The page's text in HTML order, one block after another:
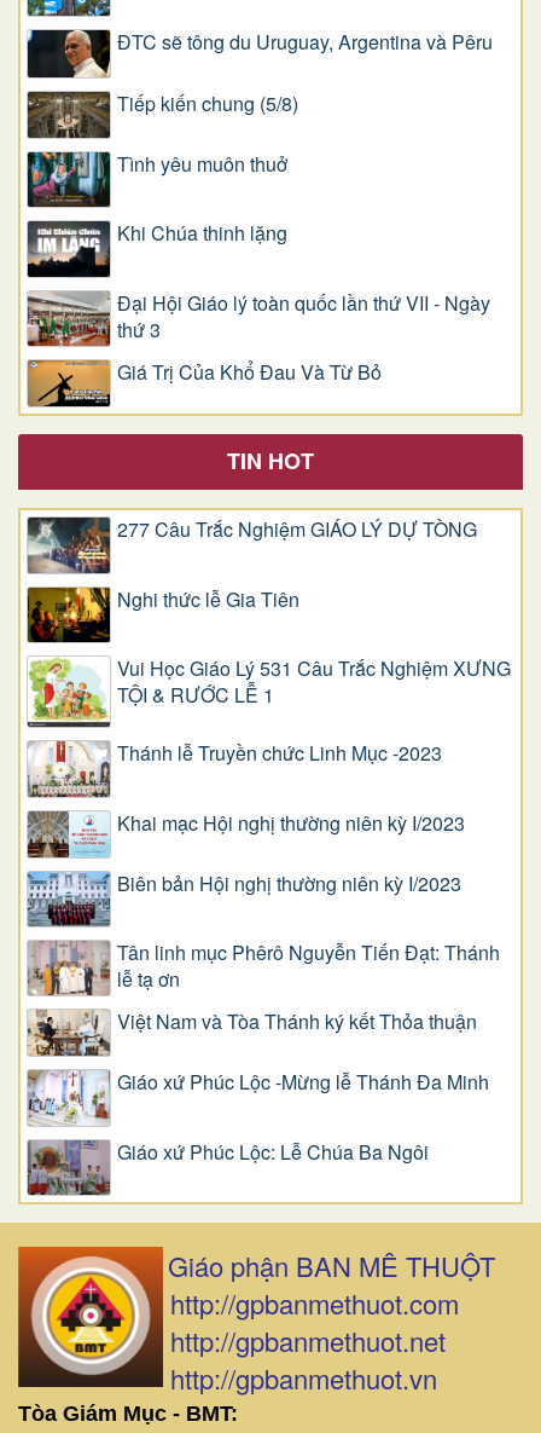
ĐTC sẽ tông du Uruguay, Argentina và Pêru
Tiếp kiến chung (5/8)
Tình yêu muôn thuở
Khi Chúa thinh lặng
Đại Hội Giáo lý toàn quốc lần thứ VII - Ngày
thứ 3
Giá Trị Của Khổ Ðau Và Từ Bỏ
TIN HOT
277 Câu Trắc Nghiệm GIÁO LÝ DỰ TÒNG
Nghi thức lễ Gia Tiên
Vui Học Giáo Lý 531 Câu Trắc Nghiệm XƯNG
TỘI & RƯỚC LỄ 1
Thánh lễ Truyền chức Linh Mục -2023
Khai mạc Hội nghị thường niên kỳ I/2023
Biên bản Hội nghị thường niên kỳ I/2023
Tân linh mục Phêrô Nguyễn Tiến Đạt: Thánh
lễ tạ ơn
Việt Nam và Tòa Thánh ký kết Thỏa thuận
Giáo xứ Phúc Lộc -Mừng lễ Thánh Đa Minh
Giáo xứ Phúc Lộc: Lễ Chúa Ba Ngôi
Giáo phận BAN MÊ THUỘT
http://gpbanmethuot.com
http://gpbanmethuot.net
http://gpbanmethuot.vn
Tòa Giám Mục - BMT: